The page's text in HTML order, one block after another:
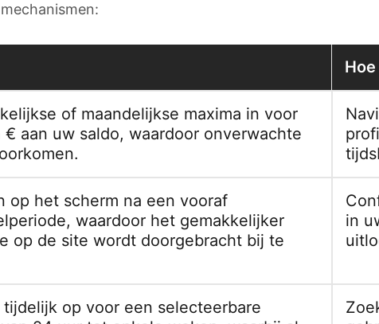
of maandelijkse maxima in voor
aan uw saldo, waardoor onverwachte
op het scherm na een vooraf
waardoor het gemakkelijker
op de site wordt doorgebracht bij te
in
op voor een selecteerbare